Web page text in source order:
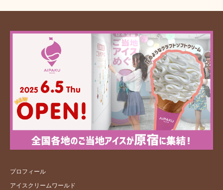
プロフィール
アイスクリームワールド